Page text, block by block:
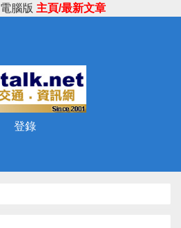
電腦版 主頁/最新文章
登錄